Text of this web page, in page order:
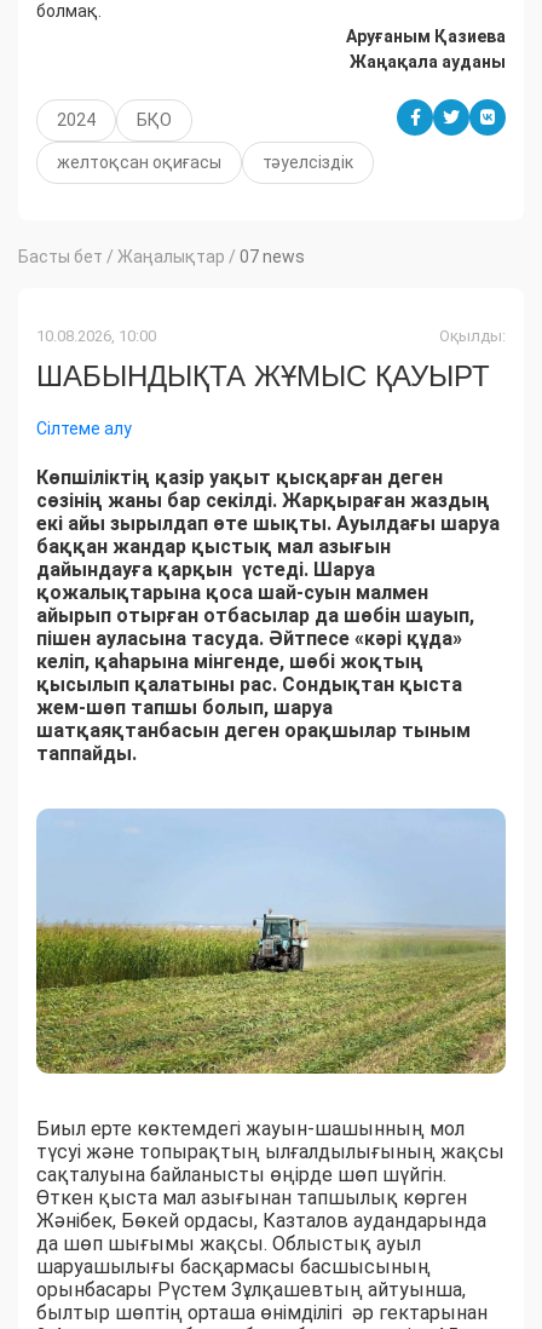
болмақ.
Аруғаным Қазиева
Жаңақала ауданы
2024 БҚО
желтоқсан оқиғасы тәуелсіздік
Басты бет / Жаңалықтар / 07 news
10.08.2026, 10:00 Оқылды:
ШАБЫНДЫҚТА ЖҰМЫС ҚАУЫРТ
Сілтеме алу
Көпшіліктің қазір уақыт қысқарған деген
сөзінің жаны бар секілді. Жарқыраған жаздың
екі айы зырылдап өте шықты. Ауылдағы шаруа
баққан жандар қыстық мал азығын
дайындауға қарқын үстеді. Шаруа
қожалықтарына қоса шай-суын малмен
айырып отырған отбасылар да шөбін шауып,
пішен ауласына тасуда. Әйтпесе «кәрі құда»
келіп, қаһарына мінгенде, шөбі жоқтың
қысылып қалатыны рас. Сондықтан қыста
жем-шөп тапшы болып, шаруа
шатқаяқтанбасын деген орақшылар тыным
таппайды.
Биыл ерте көктемдегі жауын-шашынның мол
түсуі және топырақтың ылғалдылығының жақсы
сақталуына байланысты өңірде шөп шүйгін.
Өткен қыста мал азығынан тапшылық көрген
Жәнібек, Бөкей ордасы, Казталов аудандарында
да шөп шығымы жақсы. Облыстық ауыл
шаруашылығы басқармасы басшысының
орынбасары Рүстем Зұлқашевтың айтуынша,
былтыр шөптің орташа өнімділігі әр гектарынан